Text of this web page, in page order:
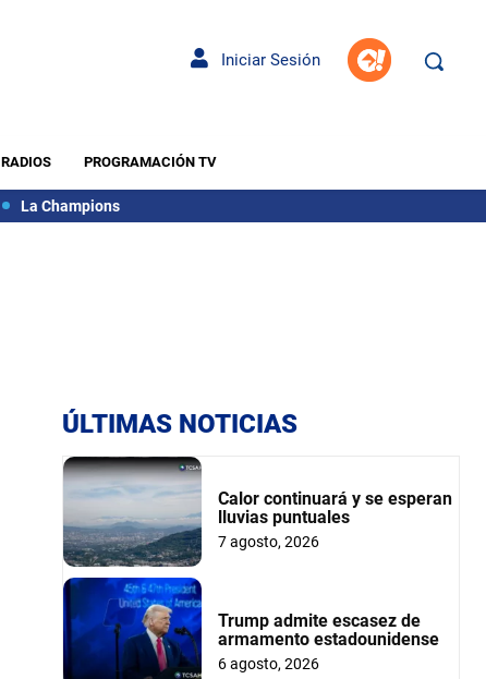
Iniciar Sesión
RADIOS PROGRAMACIÓN TV
La Champions
ÚLTIMAS NOTICIAS
Calor continuará y se esperan
lluvias puntuales
7 agosto, 2026
Trump admite escasez de
armamento estadounidense
6 agosto, 2026